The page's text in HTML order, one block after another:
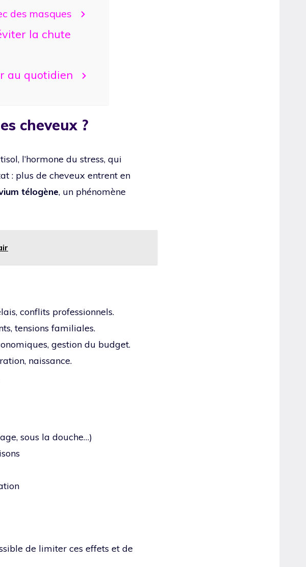
des masques
la chute
au quotidien
cheveux ?
l’hormone du stress, qui
: plus de cheveux entrent en
télogène, un phénomène
conflits professionnels.
tensions familiales.
gestion du budget.
naissance.
sous la douche…)
de limiter ces effets et de